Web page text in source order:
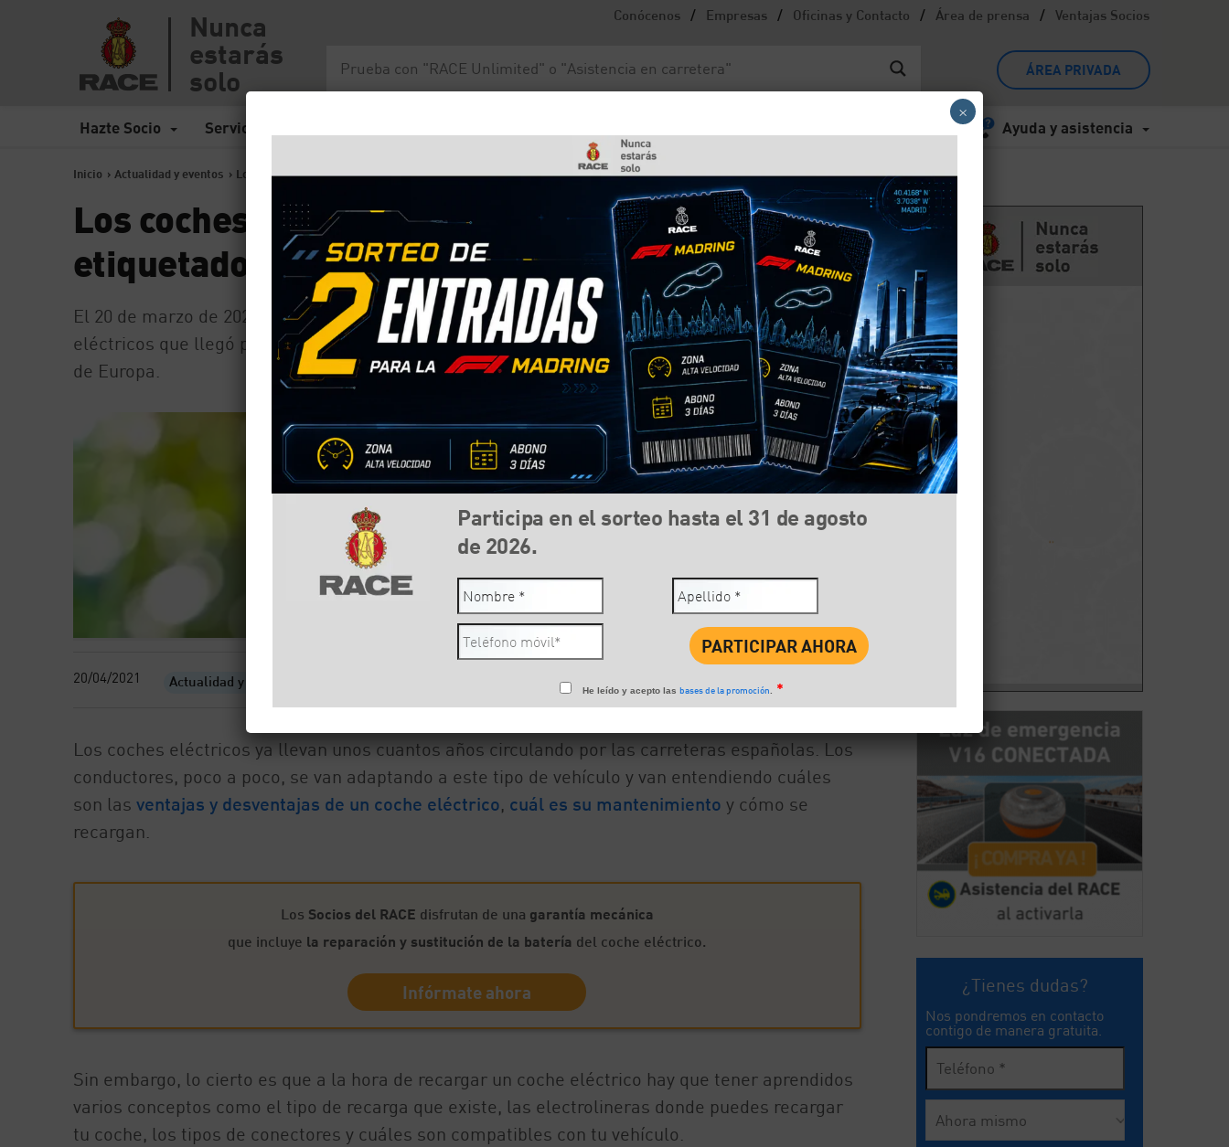
Conócenos / Empresas / Oficinas y Contacto / Área de prensa / Ventajas Socios
Nunca
estarás
solo
ÁREA PRIVADA
Hazte Socio Servicios Ayuda y asistencia
Inicio > Actualidad y eventos > Los coches eléctricos tienen un nuevo etiquetado para hacerte la recarga más fácil
Los coches eléctricos tienen un nuevo
etiquetado para hacerte la recarga más fácil
El 20 de marzo de 2021 entró en vigor una nueva normativa para el etiquetado de los coches
eléctricos que llegó para facilitar las cosas a la hora de realizar la recarga en cualquier punto
de Europa.
20/04/2021 Actualidad y eventos
Los coches eléctricos ya llevan unos cuantos años circulando por las carreteras españolas. Los
conductores, poco a poco, se van adaptando a este tipo de vehículo y van entendiendo cuáles
son las ventajas y desventajas de un coche eléctrico, cuál es su mantenimiento y cómo se
recargan.
Los Socios del RACE disfrutan de una garantía mecánica
que incluye la reparación y sustitución de la batería del coche eléctrico.
Infórmate ahora
Sin embargo, lo cierto es que a la hora de recargar un coche eléctrico hay que tener aprendidos
varios conceptos como el tipo de recarga que existe, las electrolineras donde puedes recargar
tu coche, los tipos de conectores y cuáles son compatibles con tu vehículo.
¿Tienes dudas?
Nos pondremos en contacto
contigo de manera gratuita.
Participa en el sorteo hasta el 31 de agosto
de 2026.
He leído y acepto lasbases de la promoción. *
×